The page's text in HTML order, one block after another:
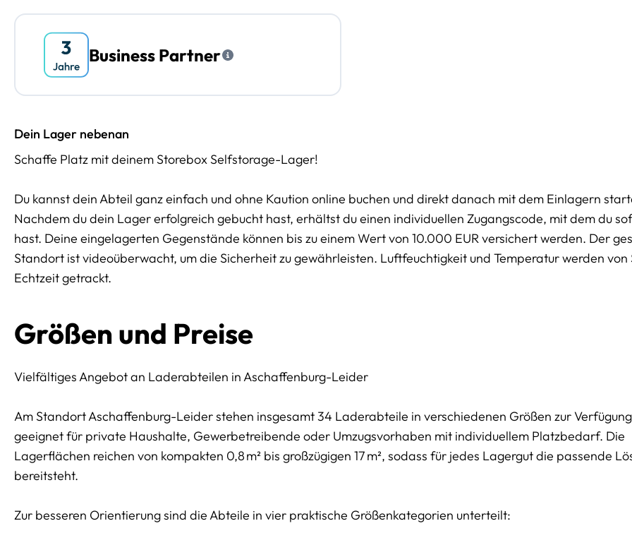
Business Partner
Dein Lager nebenan
Schaffe Platz mit deinem Storebox Selfstorage-Lager!
Du kannst dein Abteil ganz einfach und ohne Kaution online buchen und direkt danach mit dem Einlagern
Nachdem du dein Lager erfolgreich gebucht hast, erhältst du einen individuellen Zugangscode, mit dem du
hast. Deine eingelagerten Gegenstände können bis zu einem Wert von 10.000 EUR versichert werden. Der
Standort ist videoüberwacht, um die Sicherheit zu gewährleisten. Luftfeuchtigkeit und Temperatur werden von
Echtzeit getrackt.
Größen und Preise
Vielfältiges Angebot an Laderabteilen in Aschaffenburg-Leider
Am Standort Aschaffenburg-Leider stehen insgesamt 34 Laderabteile in verschiedenen Größen zur
geeignet für private Haushalte, Gewerbetreibende oder Umzugsvorhaben mit individuellem Platzbedarf. Die
Lagerflächen reichen von kompakten 0,8 m² bis großzügigen 17 m², sodass für jedes Lagergut die passende
bereitsteht.
Zur besseren Orientierung sind die Abteile in vier praktische Größenkategorien unterteilt: